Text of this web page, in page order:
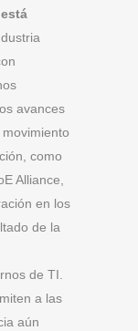
avances
como
Alliance,
en los
de la
de TI.
a las
aún